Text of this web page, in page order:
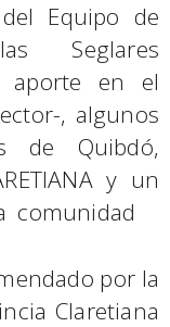
Equipo de
Seglares
aporte en el
, algunos
de Quibdó,
y un
comunidad
por la
Claretiana